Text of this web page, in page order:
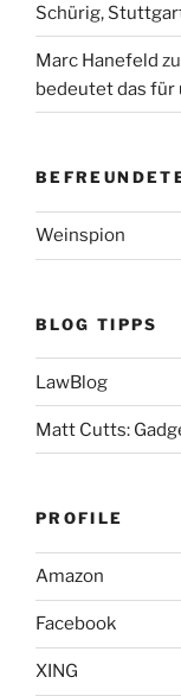
Schürig,
Marc Hanefeld zu
bedeutet das für
Weinspion
BLOG TIPPS
LawBlog
Matt Cutts:
PROFILE
Amazon
Facebook
XING